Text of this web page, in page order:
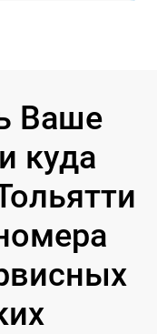
Ваше
куда